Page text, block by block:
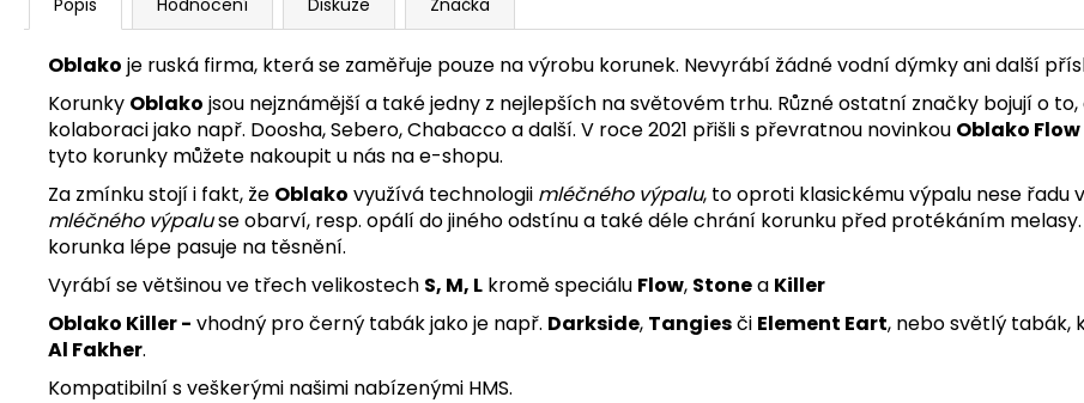
Popis Hodnocení Diskuze Značka
Oblako je ruská firma, která se zaměřuje pouze na výrobu korunek. Nevyrábí žádné vodní dýmky ani další
Korunky Oblako jsou nejznámější a také jedny z nejlepších na světovém trhu. Různé ostatní značky bojují o
kolaboraci jako např. Doosha, Sebero, Chabacco a další. V roce 2021 přišli s převratnou novinkou Oblako Flow
tyto korunky můžete nakoupit u nás nae-shopu.
Za zmínku stojí i fakt, že Oblako využívá technologii mléčného výpalu, to oproti klasickému výpalu nese řadu
mléčného výpaluse obarví, resp. opálí do jiného odstínu a také déle chrání korunku před protékáním
korunka lépe pasuje na těsnění.
Vyrábí se většinou ve třech velikostech S, M, L kromě speciálu Flow, Stonea Killer
Oblako Killer - vhodný pro černý tabák jako je např. Darkside, Tangiesči Element Eart, nebo světlý tabák,
Al Fakher.
Kompatibilní s veškerými našimi nabízenými HMS.